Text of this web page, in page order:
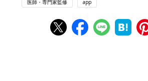
医師・専門家監修 app